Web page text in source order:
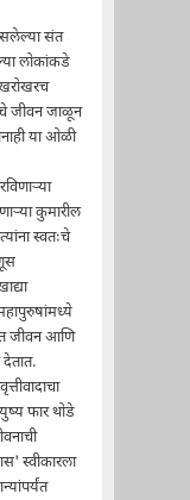
संत
लोकांकडे
जीवन जाळून
या ओळी
कुमारील
स्वतःचे
जीवन आणि
फार थोडे
स्वीकारला